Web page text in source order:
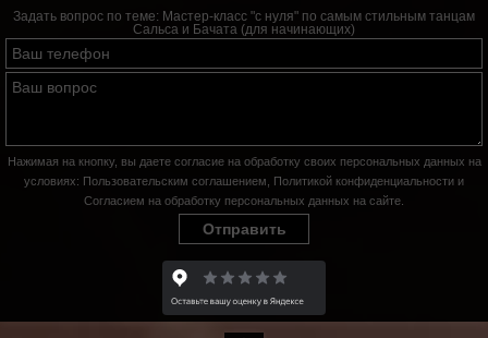
Задать вопрос по теме: Мастер-класс "с нуля" по самым стильным танцам
Сальса и Бачата (для начинающих)
Нажимая на кнопку, вы даете согласие на обработку своих персональных данных на
условиях: Пользовательским соглашением Политикой конфиденциальности и
Согласием на обработку персональных данных на сайте
Отправить